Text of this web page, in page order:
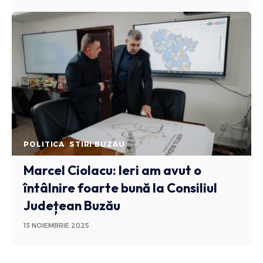
POLITICA STIRI BUZAU
Marcel Ciolacu: Ieri am avut o
întâlnire foarte bună la Consiliul
Județean Buzău
13 NOIEMBRIE 2025